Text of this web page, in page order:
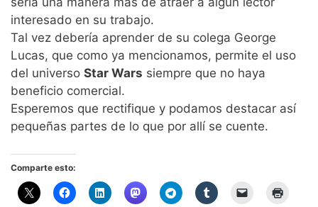
interesado en su trabajo.
Tal vez debería aprender de su colega George
Lucas, que como ya mencionamos, permite el uso
del universo Star Wars siempre que no haya
beneficio comercial.
Esperemos que rectifique y podamos destacar así
pequeñas partes de lo que por allí se cuente.
Comparte esto: